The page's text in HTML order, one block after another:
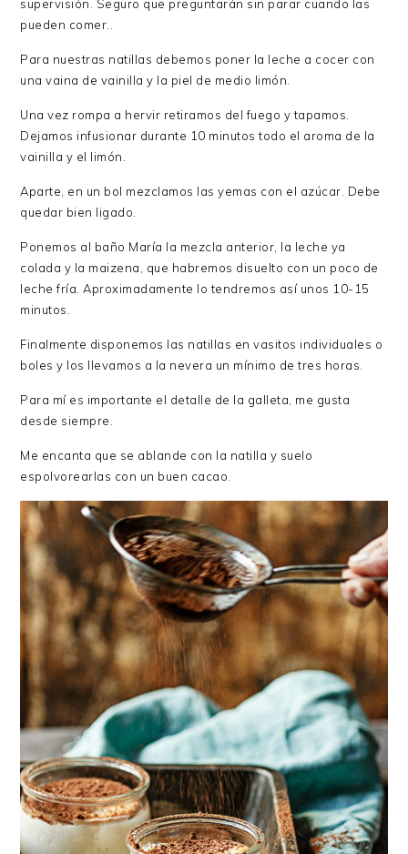
supervisión. Seguro que preguntarán sin parar cuando las
pueden comer..
Para nuestras natillas debemos poner la leche a cocer con
una vaina de vainilla y la piel de medio limón.
Una vez rompa a hervir retiramos del fuego y tapamos.
Dejamos infusionar durante 10 minutos todo el aroma de la
vainilla y el limón.
Aparte, en un bol mezclamos las yemas con el azúcar. Debe
quedar bien ligado.
Ponemos al baño María la mezcla anterior, la leche ya
colada y la maizena, que habremos disuelto con un poco de
leche fría. Aproximadamente lo tendremos así unos 10-15
minutos.
Finalmente disponemos las natillas en vasitos individuales o
boles y los llevamos a la nevera un mínimo de tres horas.
Para mí es importante el detalle de la galleta, me gusta
desde siempre.
Me encanta que se ablande con la natilla y suelo
espolvorearlas con un buen cacao.